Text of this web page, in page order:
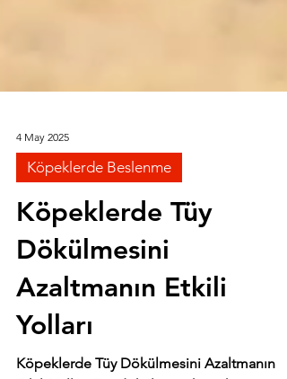
4 May 2025
Köpeklerde Beslenme
Köpeklerde Tüy
Dökülmesini
Azaltmanın Etkili